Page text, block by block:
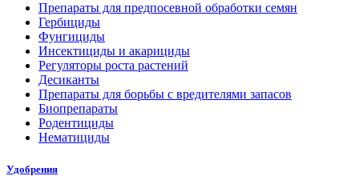
Препараты для предпосевной обработки семян
Гербициды
Фунгициды
Инсектициды и акарициды
Регуляторы роста растений
Десиканты
Препараты для борьбы с вредителями запасов
Биопрепараты
Родентициды
Нематициды
Удобрения